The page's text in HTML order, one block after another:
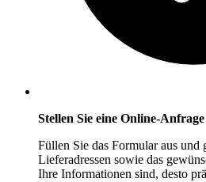
Stellen Sie eine Online-Anfrage
Füllen Sie das Formular aus und
Lieferadressen sowie das
Ihre Informationen sind, desto